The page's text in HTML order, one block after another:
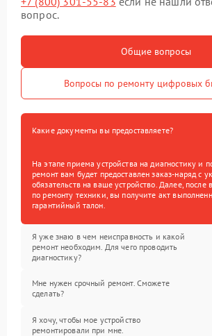
вопрос.
Общие вопросы
Вопросы по ремонту цифровых
Какие документы вы предоставляете?
На этапе приема устройства на диагностику и
ремонт вам будет предоставлен заказ-наряд с
обязательств на ваше устройство. Далее, после
по ремонту техники, вы получите акт
гарантийный талон.
Я уже знаю в чем неисправность и какой
ремонт необходим. Для чего проводить
диагностику?
Мне нужен срочный ремонт. Сможете
сделать?
Я хочу, чтобы мое устройство
ремонтировали при мне.